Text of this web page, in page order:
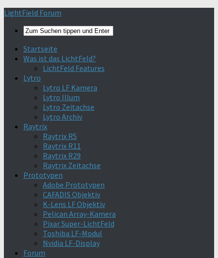
LightField Forum
Startseite
Was ist das LichtFeld?
LichtFeld Features
Lytro
Lytro LF Kamera
Lytro Illum
Lytro Zeitachse
Lytro Archiv
Raytrix
Raytrix R5
Raytrix R11
Raytrix R29
Raytrix Zeitachse
Prototypen
Adobe Prototypen
CAFADIS Objektiv
K-Lens LF Objektiv
Pelican Array-Kamera
Pixar Super-LichtFeld
Toshiba LF-Modul
Nvidia LF-Display
Forum
Find out more. Okay, thanks